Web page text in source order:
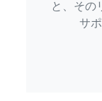
と、その
サ